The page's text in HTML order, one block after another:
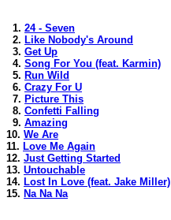
1. 24 - Seven
2. Like Nobody's Around
3. Get Up
4. Song For You (feat. Karmin)
5. Run Wild
6. Crazy For U
7. Picture This
8. Confetti Falling
9. Amazing
10. We Are
11. Love Me Again
12. Just Getting Started
13. Untouchable
14. Lost In Love (feat. Jake Miller)
15. Na Na Na